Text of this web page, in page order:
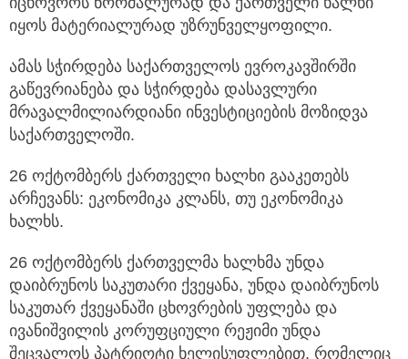
იყოს მატერიალურად უზრუნველყოფილი.
ამას სჭირდება საქართველოს ევროკავშირში
გაწევრიანება და სჭირდება დასავლური
მრავალმილიარდიანი ინვესტიციების მოზიდვა
საქართველოში.
26 ოქტომბერს ქართველი ხალხი გააკეთებს
არჩევანს: ეკონომიკა კლანს, თუ ეკონომიკა
ხალხს.
26 ოქტომბერს ქართველმა ხალხმა უნდა
დაიბრუნოს საკუთარი ქვეყანა, უნდა დაიბრუნოს
საკუთარ ქვეყანაში ცხოვრების უფლება და
ივანიშვილის კორუფციული რეჟიმი უნდა
შეცვალოს პატრიოტი ხელისუფლებით, რომელიც